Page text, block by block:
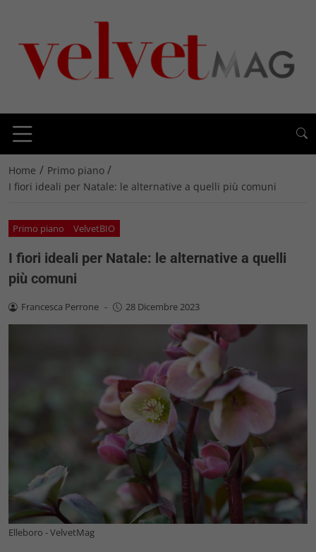
Home / Primo piano /
I fiori ideali per Natale: le alternative a quelli più comuni
Primo piano VelvetBIO
I fiori ideali per Natale: le alternative a quelli
più comuni
Francesca Perrone - 28 Dicembre 2023
Elleboro - VelvetMag